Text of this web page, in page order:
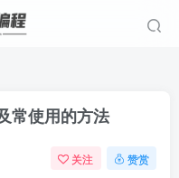
常使用的方法
关注 赞赏